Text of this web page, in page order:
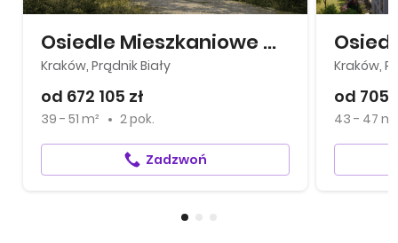
Osiedle Mieszkaniowe Górka Narodowa
Kraków, Prądnik Biały
od 672 105 zł
39 - 51 m² 2 pok.
Zadzwoń
Kraków,
od 705
43 - 47 m²